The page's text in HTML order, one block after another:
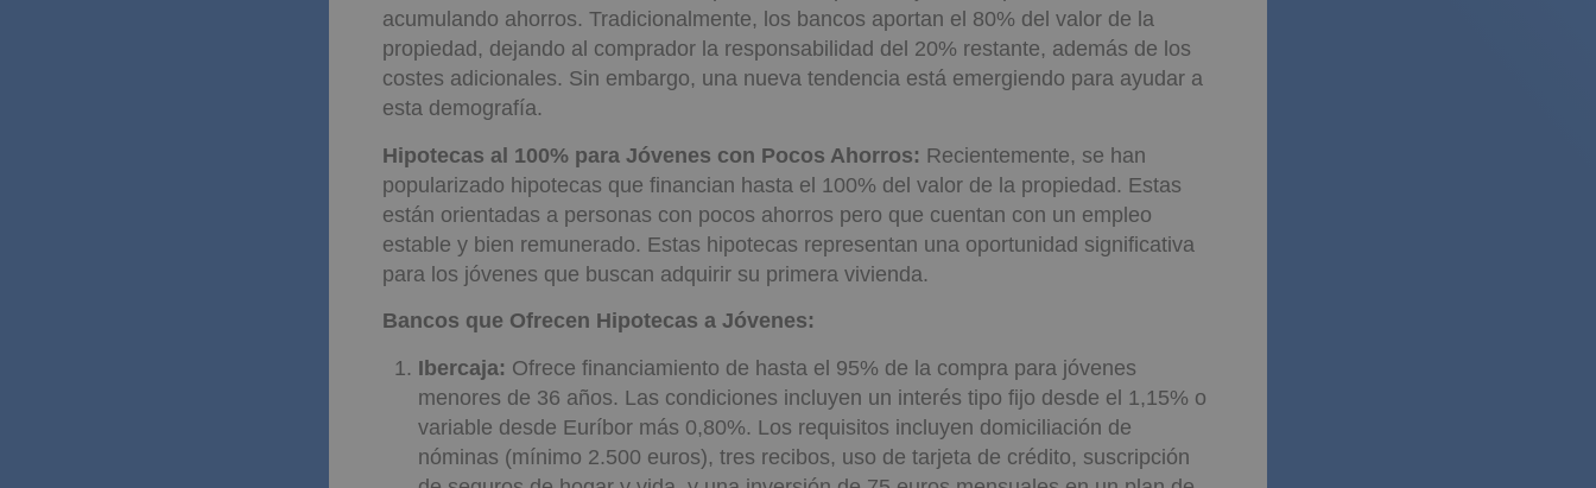
Facilidades Hipotecarias para Jóvenes:La adquisición de una vivienda es un
desafío financiero considerable, especialmente para los jóvenes que aún están
acumulando ahorros. Tradicionalmente, los bancos aportan el 80% del valor de la
propiedad, dejando al comprador la responsabilidad del 20% restante, además de los
esta demografía.
Hipotecas al 100% para Jóvenes con Pocos Ahorros:Recientemente, se han
popularizado hipotecas que financian hasta el 100% del valor de la propiedad. Estas
están orientadas a personas con pocos ahorros pero que cuentan con un empleo
para los jóvenes que buscan adquirir su primera vivienda.
Bancos que Ofrecen Hipotecas a Jóvenes:
Ibercaja:Ofrece financiamiento de hasta el 95% de la compra para jóvenes
menores de 36 años. Las condiciones incluyen un interés tipo fijo desde el 1,15% o
variable desde Euríbor más 0,80%. Los requisitos incluyen domiciliación de